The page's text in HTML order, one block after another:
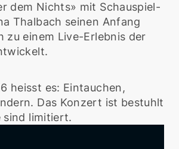
dem Nichts» mit Schauspiel-
Thalbach seinen Anfang
zu einem Live-Erlebnis der
heisst es: Eintauchen,
Das Konzert ist bestuhlt
sind limitiert.